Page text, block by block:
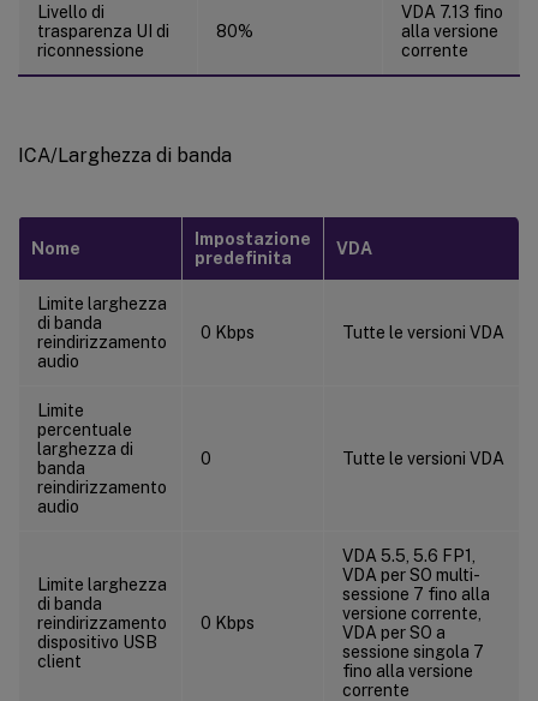
Livello di
trasparenza UI di
riconnessione
80%
VDA 7.13 fino
alla versione
corrente
ICA/Larghezza di banda
Nome
Impostazione
predefinita
VDA
Limite larghezza
di banda
reindirizzamento
audio
0 Kbps Tutte le versioni VDA
Limite
percentuale
larghezza di
banda
reindirizzamento
audio
0 Tutte le versioni VDA
Limite larghezza
di banda
reindirizzamento
dispositivo USB
client
0 Kbps
VDA 5.5, 5.6 FP1,
VDA per SO multi-
sessione 7 fino alla
versione corrente,
VDA per SO a
sessione singola 7
fino alla versione
corrente